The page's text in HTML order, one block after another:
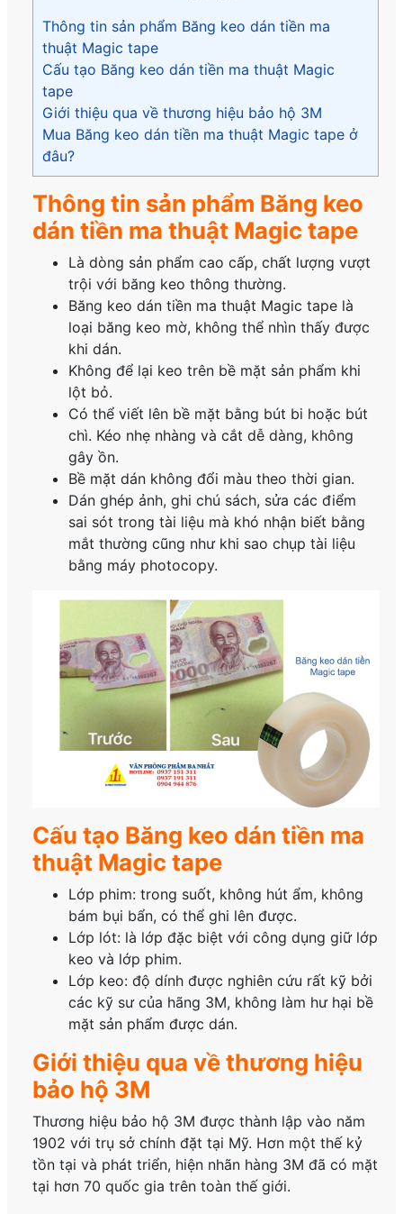
Thông tin sản phẩm Băng keo dán tiền ma
thuật Magic tape
Cấu tạo Băng keo dán tiền ma thuật Magic
tape
Giới thiệu qua về thương hiệu bảo hộ 3M
Mua Băng keo dán tiền ma thuật Magic tape ở
đâu?
Thông tin sản phẩm Băng keo
dán tiền ma thuật Magic tape
Là dòng sản phẩm cao cấp, chất lượng vượt
trội với băng keo thông thường.
Băng keo dán tiền ma thuật Magic tape là
loại băng keo mờ, không thể nhìn thấy được
khi dán.
Không để lại keo trên bề mặt sản phẩm khi
lột bỏ.
Có thể viết lên bề mặt bằng bút bi hoặc bút
chì. Kéo nhẹ nhàng và cắt dễ dàng, không
gây ồn.
Bề mặt dán không đổi màu theo thời gian.
Dán ghép ảnh, ghi chú sách, sửa các điểm
sai sót trong tài liệu mà khó nhận biết bằng
mắt thường cũng như khi sao chụp tài liệu
bằng máy photocopy.
Cấu tạo Băng keo dán tiền ma
thuật Magic tape
Lớp phim: trong suốt, không hút ẩm, không
bám bụi bẩn, có thể ghi lên được.
Lớp lót: là lớp đặc biệt với công dụng giữ lớp
keo và lớp phim.
Lớp keo: độ dính được nghiên cứu rất kỹ bởi
các kỹ sư của hãng 3M, không làm hư hại bề
mặt sản phẩm được dán.
Giới thiệu qua về thương hiệu
bảo hộ 3M
Thương hiệu bảo hộ 3M được thành lập vào năm
1902 với trụ sở chính đặt tại Mỹ. Hơn một thế kỷ
tồn tại và phát triển, hiện nhãn hàng 3M đã có mặt
tại hơn 70 quốc gia trên toàn thế giới.